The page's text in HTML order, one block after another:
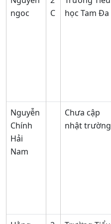
ngoc
C
học Tam Đa
Nguyễn
Chính
Hải
Nam
Chưa cập
nhật trường